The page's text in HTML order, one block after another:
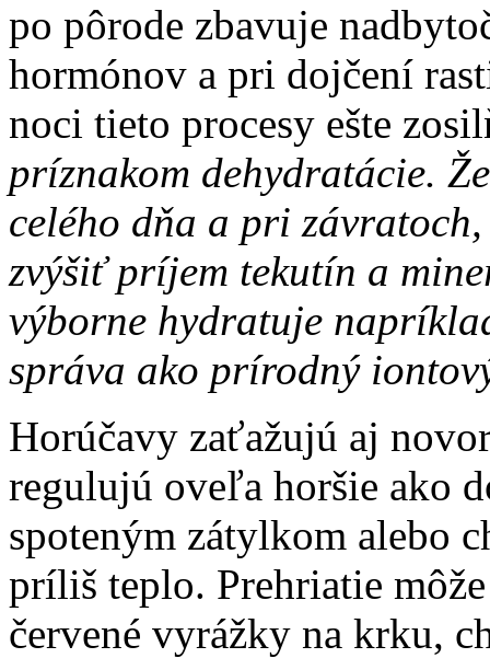
po pôrode zbavuje
hormónov a pri dojčení
noci tieto procesy ešte
príznakom dehydratácie.
celého dňa a pri
zvýšiť príjem tekutín a
výborne hydratuje
správa ako prírodný
Horúčavy zaťažujú aj
regulujú oveľa horšie ako
spoteným zátylkom alebo
príliš teplo. Prehriatie
červené vyrážky na krku,